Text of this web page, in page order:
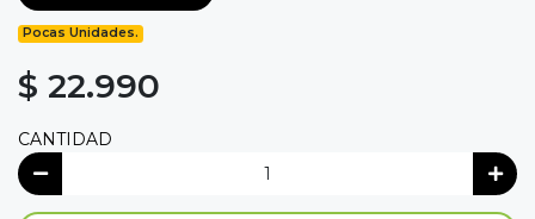
Pocas Unidades.
$ 22.990
CANTIDAD